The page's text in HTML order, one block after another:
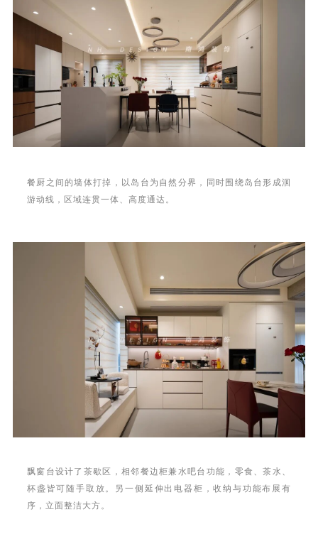
餐厨之间的墙体打掉，以岛台为自然分界，同时围绕岛台形成洄
游动线，区域连贯一体、高度通达。
飘窗台设计了茶歇区，相邻餐边柜兼水吧台功能，零食、茶水、
杯盏皆可随手取放。另一侧延伸出电器柜，收纳与功能布展有
序，立面整洁大方。